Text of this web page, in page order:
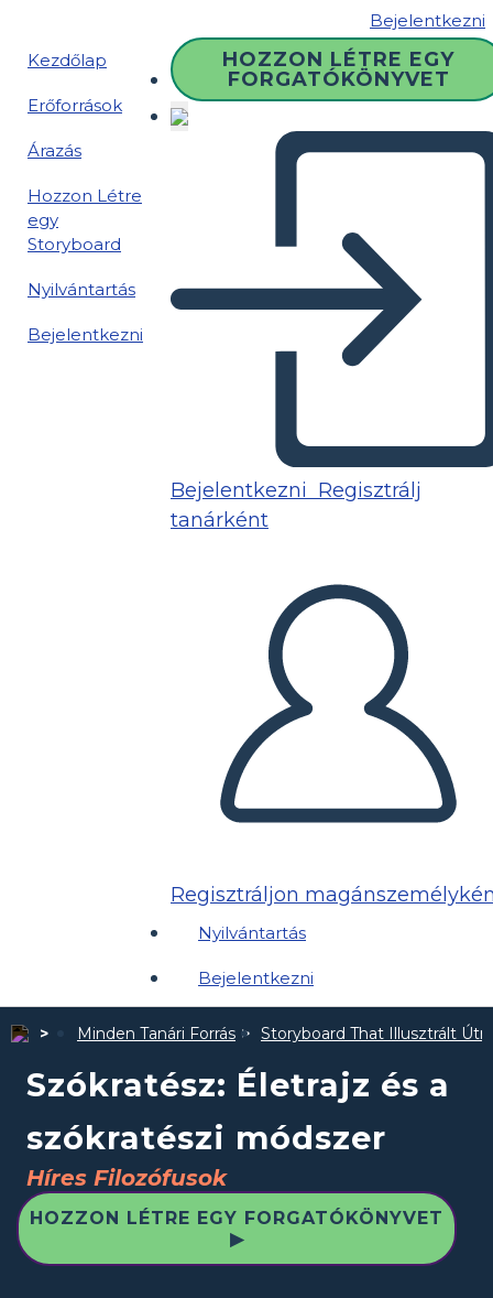
Bejelentkezni
Kezdőlap
Erőforrások
Árazás
Hozzon Létre
egy
Storyboard
Nyilvántartás
Bejelentkezni
HOZZON LÉTRE EGY
FORGATÓKÖNYVET
Bejelentkezni Regisztrálj
tanárként
Regisztráljon
Nyilvántartás
Bejelentkezni
Minden Tanári Forrás Storyboard That Illusztrált
Szókratész: Életrajz és a
szókratészi módszer
Híres Filozófusok
HOZZON LÉTRE EGY FORGATÓKÖNYVET
▶